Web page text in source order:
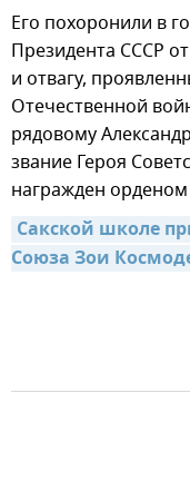
Его похоронили в
Президента СССР
и отвагу,
Отечественной
рядовому
звание Героя
награжден
Сакской школе
Союза Зои